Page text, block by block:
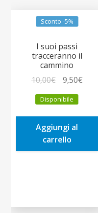
Sconto -5%
I suoi passi
tracceranno il
cammino
10,00€
prezzo
originale
era:
10,00€.
9,50€Il
è:
Disponibile
Aggiungi al
carrello